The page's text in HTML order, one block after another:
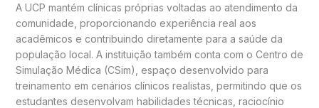
A UCP mantém clínicas próprias voltadas ao atendimento da
comunidade, proporcionando experiência real aos
acadêmicos e contribuindo diretamente para a saúde da
população local. A instituição também conta com o Centro de
Simulação Médica (CSim), espaço desenvolvido para
treinamento em cenários clínicos realistas, permitindo que os
estudantes desenvolvam habilidades técnicas, raciocínio